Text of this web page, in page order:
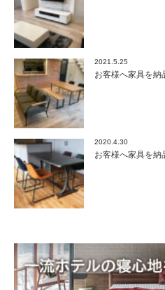
2021.5.25
お客様へ家具を納
2020.4.30
お客様へ家具を納